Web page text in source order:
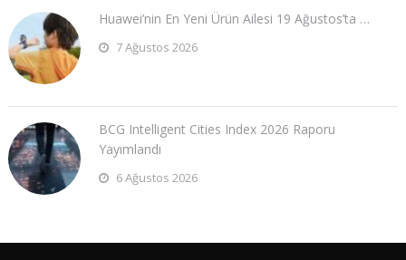
Huawei’nin En Yeni Ürün Ailesi 19 Ağustos’ta …
7 Ağustos 2026
BCG Intelligent Cities Index 2026 Raporu
Yayımlandı
6 Ağustos 2026